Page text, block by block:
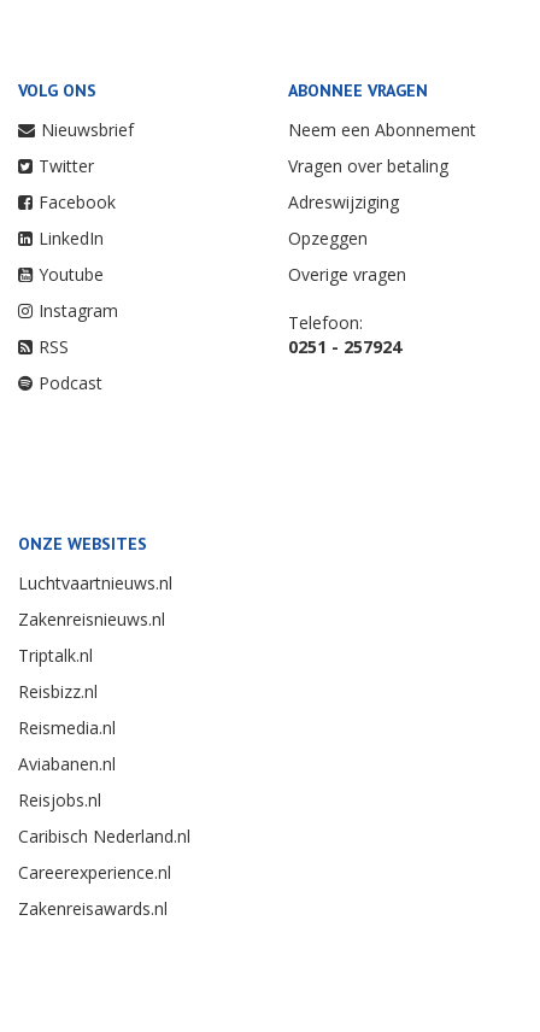
VOLG ONS
Nieuwsbrief
Twitter
Facebook
LinkedIn
Youtube
Instagram
RSS
Podcast
ABONNEE VRAGEN
Neem een Abonnement
Vragen over betaling
Adreswijziging
Opzeggen
Overige vragen
Telefoon:
0251 - 257924
ONZE WEBSITES
Luchtvaartnieuws.nl
Zakenreisnieuws.nl
Triptalk.nl
Reisbizz.nl
Reismedia.nl
Aviabanen.nl
Reisjobs.nl
Caribisch Nederland.nl
Careerexperience.nl
Zakenreisawards.nl